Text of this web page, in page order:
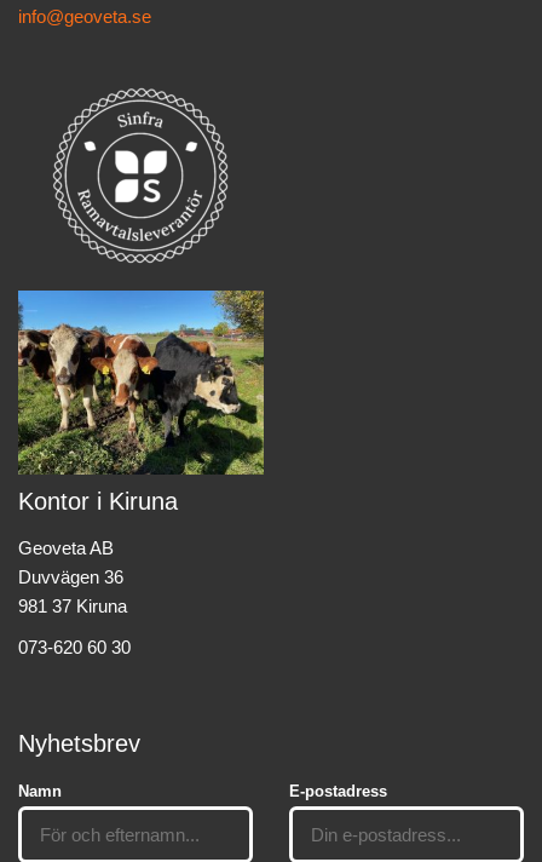
info@geoveta.se
Kontor i Kiruna
Geoveta AB
Duvvägen 36
981 37 Kiruna
073-620 60 30
Nyhetsbrev
Namn E-postadress